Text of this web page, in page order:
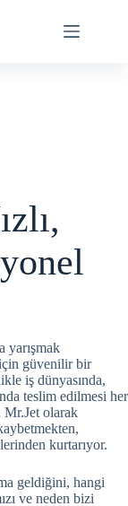
yarışmak
güvenilir bir
iş dünyasında,
teslim edilmesi her
Mr.Jet olarak
kurtarıyor.
geldiğini, hangi
ve neden bizi